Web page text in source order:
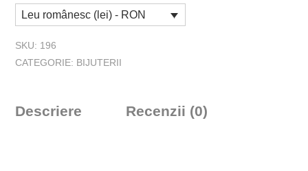
Siemon
3
Leu românesc (lei) - RON
SKU: 196
CATEGORIE: BIJUTERII
Descriere Recenzii (0)